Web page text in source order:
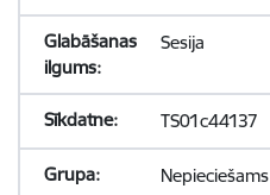
Sesija
TS01c44137
Nepieciešams